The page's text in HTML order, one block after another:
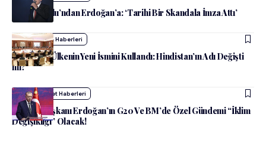
Kılıçdaroğlu’ndan Erdoğan’a: ‘Tarihi Bir Skandala İmza Attı’
admin Dünya Haberleri
Başbakan Ülkenin Yeni İsmini Kullandı: Hindistan’ın Adı Değişti
mi?
admin Siyaset Haberleri
Cumhurbaşkanı Erdoğan’ın G20 Ve BM’de Özel Gündemi “İklim
Değişikliği” Olacak!